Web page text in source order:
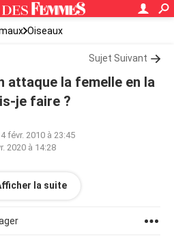
Oiseaux
Sujet Suivant
attaque la femelle en la
je faire ?
4 févr. 2010 à 23:45
2020 à 14:28
la femelle en la deplumant.
la suite